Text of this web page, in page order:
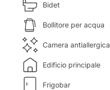
Bidet
Bollitore per acqua
Camera antiallergica
Edificio principale
Frigobar